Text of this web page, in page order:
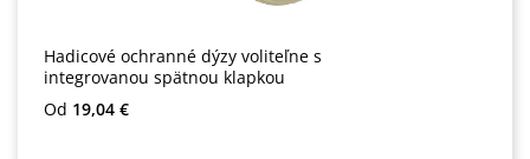
Hadicové ochranné dýzy voliteľne s
integrovanou spätnou klapkou
Bežná cena:
Od 19,04 €